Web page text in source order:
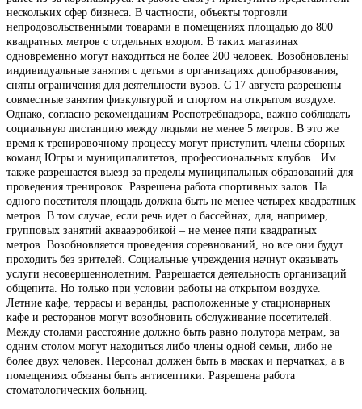
нескольких сфер бизнеса. В частности, объекты торговли
непродовольственными товарами в помещениях площадью до 800
квадратных метров с отдельных входом. В таких магазинах
одновременно могут находиться не более 200 человек. Возобновлены
индивидуальные занятия с детьми в организациях допобразования,
сняты ограничения для деятельности вузов. С 17 августа разрешены
совместные занятия физкультурой и спортом на открытом воздухе.
Однако, согласно рекомендациям Роспотребнадзора, важно соблюдать
социальную дистанцию между людьми не менее 5 метров. В это же
время к тренировочному процессу могут приступить члены сборных
команд Югры и муниципалитетов, профессиональных клубов . Им
также разрешается выезд за пределы муниципальных образований для
проведения тренировок. Разрешена работа спортивных залов. На
одного посетителя площадь должна быть не менее четырех квадратных
метров. В том случае, если речь идет о бассейнах, для, например,
групповых занятий аквааэробикой – не менее пяти квадратных
метров. Возобновляется проведения соревнований, но все они будут
проходить без зрителей. Социальные учреждения начнут оказывать
услуги несовершеннолетним. Разрешается деятельность организаций
общепита. Но только при условии работы на открытом воздухе.
Летние кафе, террасы и веранды, расположенные у стационарных
кафе и ресторанов могут возобновить обслуживание посетителей.
Между столами расстояние должно быть равно полутора метрам, за
одним столом могут находиться либо члены одной семьи, либо не
более двух человек. Персонал должен быть в масках и перчатках, а в
помещениях обязаны быть антисептики. Разрешена работа
стоматологических больниц.